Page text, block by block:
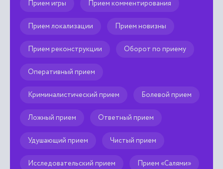
Прием игры Прием комментирования
Прием локализации Прием новизны
Прием реконструкции Оборот по приему
Оперативный прием
Криминалистический прием Болевой прием
Ложный прием Ответный прием
Удушающий прием Чистый прием
Исследовательский прием Прием «Салями»